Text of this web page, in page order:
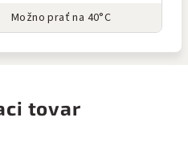
Možno prať na 40°C
tovar